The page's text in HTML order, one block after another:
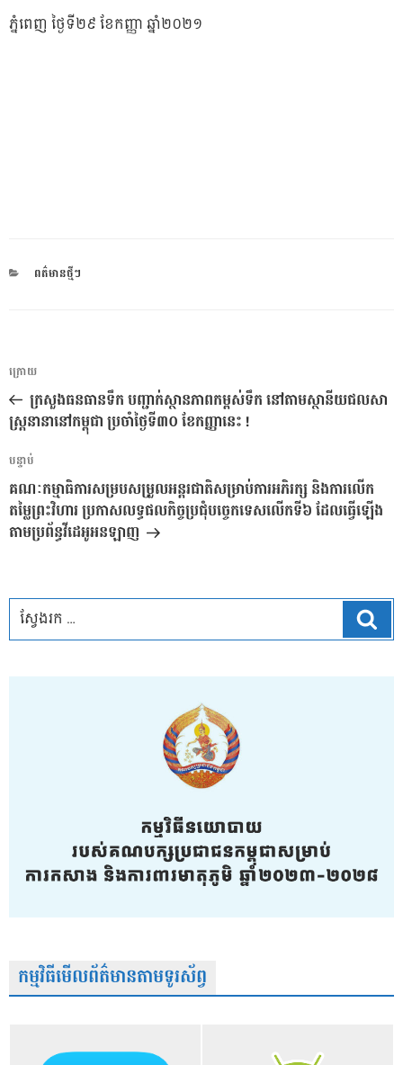
ភ្នំពេញ ថ្ងៃទី២៩ ខែកញ្ញា ឆ្នាំ២០២១
CATEGORIES
ពត៌មានថ្មីៗ
ការ​
នាំទិស​
ប្រកាស
អត្ថបទ
មុន
ក្រោយ
ក្រសួងធនធានទឹក បញ្ជាក់ស្ថានភាពកម្ពស់ទឹក នៅតាមស្ថានីយជលសា
ស្ត្រនានានៅកម្ពុជា ប្រចាំថ្ងៃទី៣០ ខែកញ្ញានេះ !
អត្ថបទ
បន្ទាប់
បន្ទាប់
គណៈកម្មាធិការសម្របសម្រួលអន្តរជាតិសម្រាប់ការអភិរក្ស និងការលើក
តម្លៃព្រះវិហារ ប្រកាសលទ្ធផលកិច្ចប្រជុំបច្ចេកទេសលើកទី៦ ដែលធ្វើឡើង
តាមប្រព័ន្ធវីដេអូអនឡាញ
កម្មវិធីមើលព័ត៌មានតាមទូរស័ព្វ